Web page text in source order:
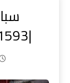
|55521593| اعمال سباكة